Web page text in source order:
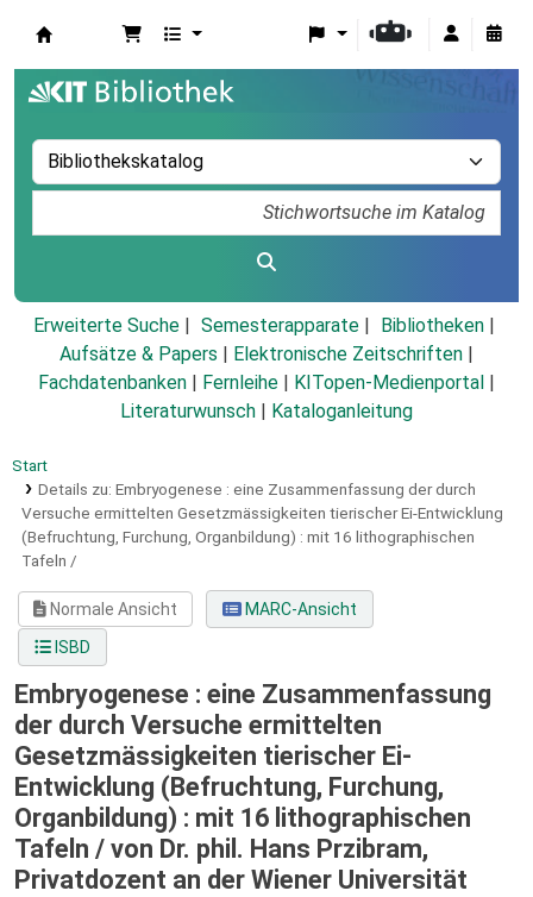
Erweiterte Suche Semesterapparate
Bibliotheken
Aufsätze & Papers
Elektronische Zeitschriften
Fachdatenbanken
Fernleihe KITopen-Medienportal
Literaturwunsch
Kataloganleitung
Start
Details zu: Embryogenese : eine Zusammenfassung der durch
Versuche ermittelten Gesetzmässigkeiten tierischer Ei-Entwicklung
(Befruchtung, Furchung, Organbildung) : mit 16 lithographischen
Tafeln /
Normale Ansicht
MARC-Ansicht
ISBD
Embryogenese : eine Zusammenfassung
der durch Versuche ermittelten
Gesetzmässigkeiten tierischer Ei-
Entwicklung (Befruchtung, Furchung,
Organbildung) : mit 16 lithographischen
Tafeln / von Dr. phil. Hans Przibram,
Privatdozent an der Wiener Universität